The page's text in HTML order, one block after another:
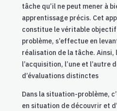
tâche qu’il ne peut mener à
apprentissage précis. Cet
constitue le véritable
problème, s’effectue en
réalisation de la tâche. Ainsi,
l’acquisition, l’une et l’autre
d’évaluations distinctes
Dans la situation-problème,
en situation de découvrir et